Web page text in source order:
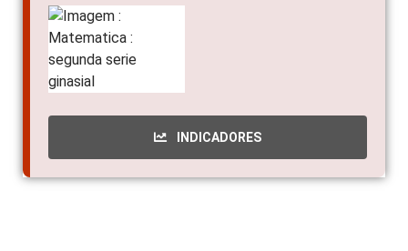
INDICADORES